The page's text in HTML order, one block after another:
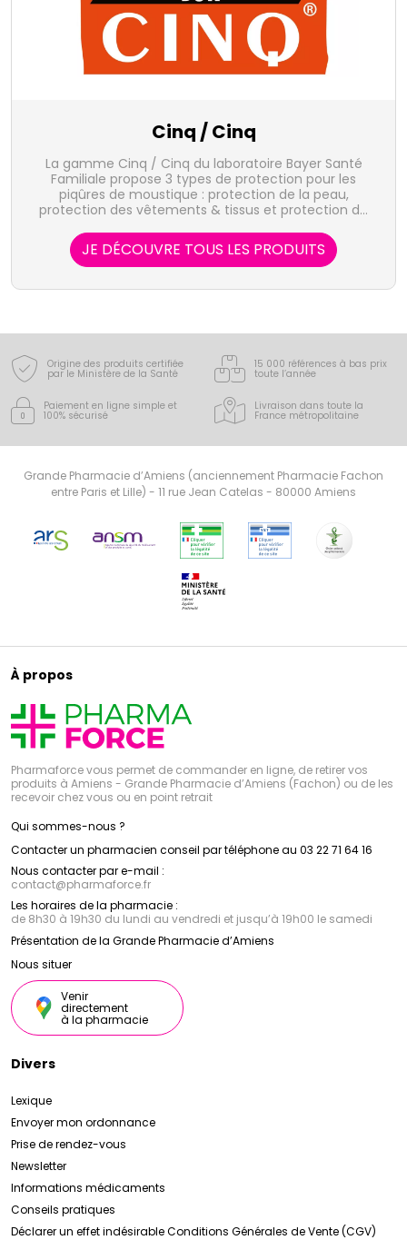
Cinq / Cinq
La gamme Cinq / Cinq du laboratoire Bayer Santé
Familiale propose 3 types de protection pour les
piqûres de moustique : protection de la peau,
protection des vêtements & tissus et protection de
JE DÉCOUVRE TOUS LES PRODUITS
Origine des produits certifiée
par le Ministère de la Santé
15 000 références à bas prix
toute l’année
Paiement en ligne simple et
100% sécurisé
Livraison dans toute la
France métropolitaine
Grande Pharmacie d’Amiens (anciennement Pharmacie Fachon
entre Paris et Lille) - 11 rue Jean Catelas - 80000 Amiens
À propos
Pharmaforce vous permet de commander en ligne, de retirer vos
produits à Amiens - Grande Pharmacie d’Amiens (Fachon) ou de les
recevoir chez vous ou en point retrait
Qui sommes-nous ?
Contacter un pharmacien conseil par téléphone au 03 22 71 64 16
Nous contacter par e-mail :
contact@pharmaforce.fr
Les horaires de la pharmacie :
de 8h30 à 19h30 du lundi au vendredi et jusqu’à 19h00 le samedi
Présentation de la Grande Pharmacie d’Amiens
Nous situer
Venir
directement
à la pharmacie
Divers
Lexique
Envoyer mon ordonnance
Prise de rendez-vous
Newsletter
Informations médicaments
Conseils pratiques
Déclarer un effet indésirableConditions Générales de Vente (CGV)